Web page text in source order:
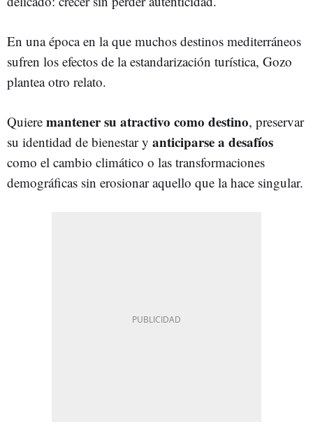
En una época en la que muchos destinos mediterráneos
sufren los efectos de la estandarización turística, Gozo
plantea otro relato.
Quiere mantener su atractivo como destino, preservar
su identidad de bienestar y anticiparse a desafíos
como el cambio climático o las transformaciones
demográficas sin erosionar aquello que la hace singular.